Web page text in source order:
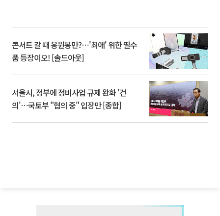
콘서트 갈 때 응원봉만?⋯'최애' 위한 필수
품 등장이오! [솔드아웃]
서울시, 정부에 정비사업 규제 완화 '건
의'⋯국토부 "협의 중" 입장만 [종합]